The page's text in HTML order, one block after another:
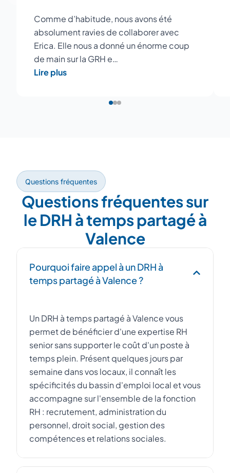
Comme d’habitude, nous avons été
absolument ravies de collaborer avec
Erica. Elle nous a donné un énorme coup
de main sur la GRH e…
Lire plus
Questions fréquentes
Questions fréquentes sur
le DRH à temps partagé à
Valence
Pourquoi faire appel à un DRH à
temps partagé à Valence ?
Un DRH à temps partagé à Valence vous
permet de bénéficier d'une expertise RH
senior sans supporter le coût d'un poste à
temps plein. Présent quelques jours par
semaine dans vos locaux, il connaît les
spécificités du bassin d'emploi local et vous
accompagne sur l'ensemble de la fonction
RH : recrutement, administration du
personnel, droit social, gestion des
compétences et relations sociales.